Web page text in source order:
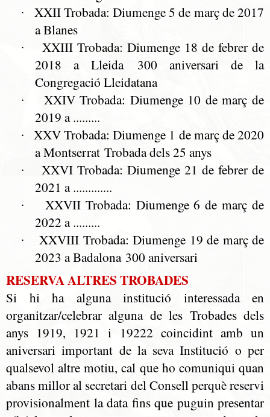
·
XXII Trobada: Diumenge 5 de març de 2017
a Blanes
·
XXIII Trobada: Diumenge 18 de febrer de
2018 a Lleida 300 aniversari de la
Congregació Lleidatana
·
XXIV Trobada: Diumenge 10 de març de
2019 a .........
·
XXV Trobada: Diumenge 1 de març de 2020
a Montserrat Trobada dels 25 anys
·
XXVI Trobada: Diumenge 21 de febrer de
2021 a .............
·
XXVII Trobada: Diumenge 6 de març de
2022 a .........
·
XXVIII Trobada: Diumenge 19 de març de
2023 a Badalona 300 aniversari
RESERVA ALTRES TROBADES
Si hi ha alguna institució interessada en
organitzar/celebrar alguna de les Trobades dels
anys 1919, 1921 i 19222 coincidint amb un
aniversari important de la seva Institució o per
qualsevol altre motiu, cal que ho comuniqui quan
abans millor al secretari del Consell perquè reservi
provisionalment la data fins que puguin presentar